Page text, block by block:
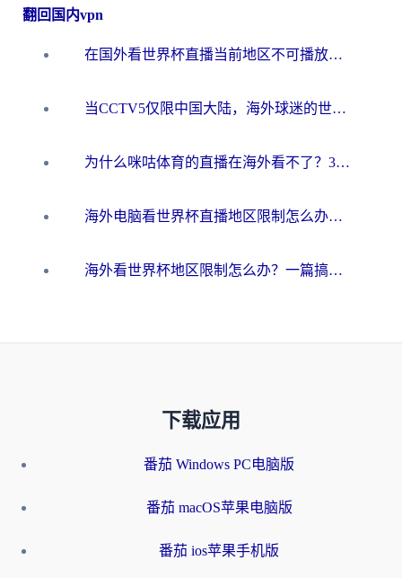
翻回国内vpn
在国外看世界杯直播当前地区不可播放？海外党必看的回国加速全攻略
当CCTV5仅限中国大陆，海外球迷的世界杯狂欢如何继续？
为什么咪咕体育的直播在海外看不了？3步解决海外看世界杯+抖音地区限制难题
海外电脑看世界杯直播地区限制怎么办？你需要一个聪明的加速器
海外看世界杯地区限制怎么办？一篇搞定咪咕视频播放+国内资源无缝访问指南
下载应用
番茄 Windows PC电脑版
番茄 macOS苹果电脑版
番茄 ios苹果手机版